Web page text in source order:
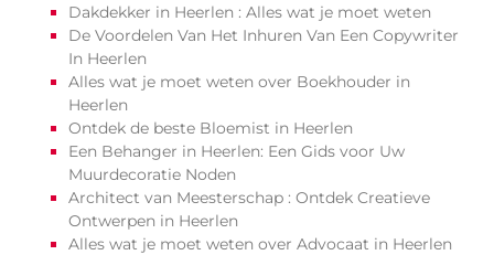
Dakdekker in Heerlen : Alles wat je moet weten
De Voordelen Van Het Inhuren Van Een Copywriter
In Heerlen
Alles wat je moet weten over Boekhouder in
Heerlen
Ontdek de beste Bloemist in Heerlen
Een Behanger in Heerlen: Een Gids voor Uw
Muurdecoratie Noden
Architect van Meesterschap : Ontdek Creatieve
Ontwerpen in Heerlen
Alles wat je moet weten over Advocaat in Heerlen